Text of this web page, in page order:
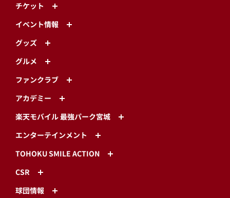
チケット
イベント情報
グッズ
グルメ
ファンクラブ
アカデミー
楽天モバイル 最強パーク宮城
エンターテインメント
TOHOKU SMILE ACTION
CSR
球団情報